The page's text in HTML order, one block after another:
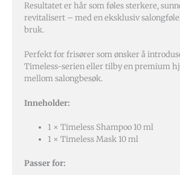
Resultatet er hår som føles sterkere,
revitalisert – med en eksklusiv
bruk.
Perfekt for frisører som ønsker å
Timeless-serien eller tilby en premium
mellom salongbesøk.
Inneholder:
1 × Timeless Shampoo 10 ml
1 × Timeless Mask 10 ml
Passer for: